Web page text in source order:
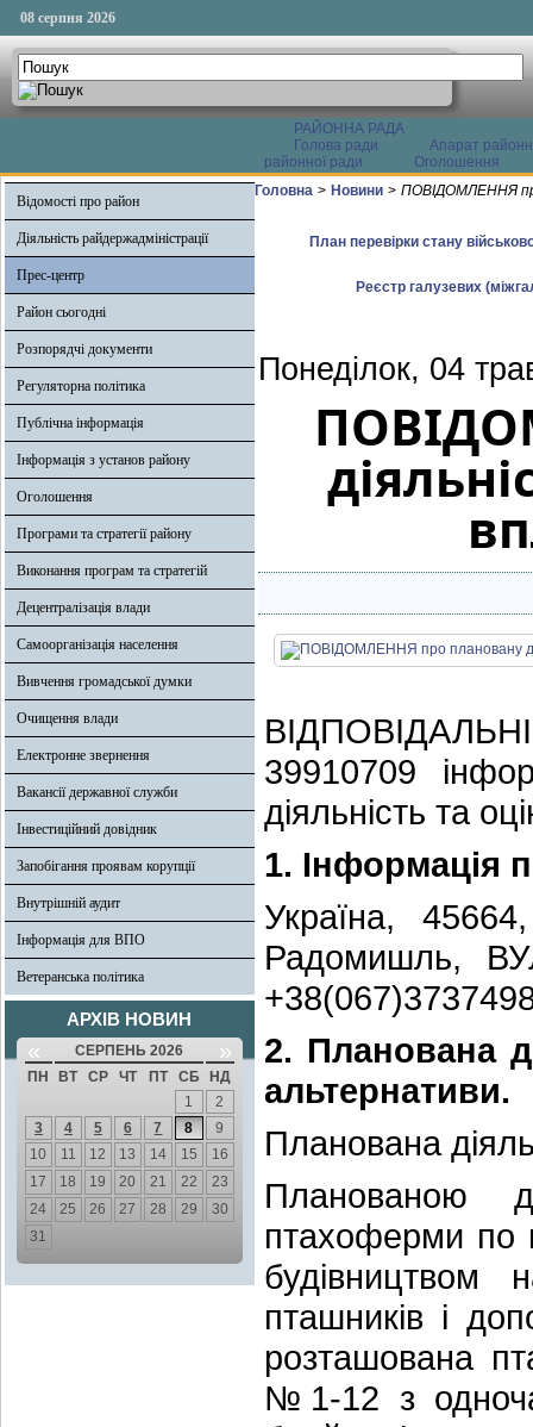
08 серпня 2026
РАЙОННА РАДА
Голова ради
Апарат
районної ради
Оголошення
Відомості про район
Діяльність райдержадміністрації
Прес-центр
Район сьогодні
Розпорядчі документи
Регуляторна політика
Публічна інформація
Інформація з установ району
Оголошення
Програми та стратегії району
Виконання програм та стратегій
Децентралізація влади
Самоорганізація населення
Вивчення громадської думки
Очищення влади
Електронне звернення
Вакансії державної служби
Інвестиційний довідник
Запобігання проявам корупції
Внутрішній аудит
Інформація для ВПО
Ветеранська політика
АРХІВ НОВИН
« СЕРПЕНЬ 2026 »
ПН ВТ СР ЧТ ПТ СБ
НД
1
2
3
4 5 6 7 8
9
10
11 12 13 14 15
16
17
18 19 20 21 22
23
24
25 26 27 28 29
30
31
Головна > Новини > ПОВІДОМЛЕННЯ про
План перевірки стану
Реєстр галузевих
Понеділок, 04
39910709
діяльність та
1. Інформація
Україна,
Радомишль,
2. Планована
альтернативи.
Планована
Планованою
птахоферми по
будівництвом
пташників і
розташована
№1-12 з